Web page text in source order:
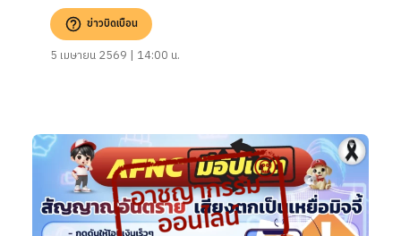
ข่าวบิดเบือน
5 เมษายน 2569 | 14:00 น.